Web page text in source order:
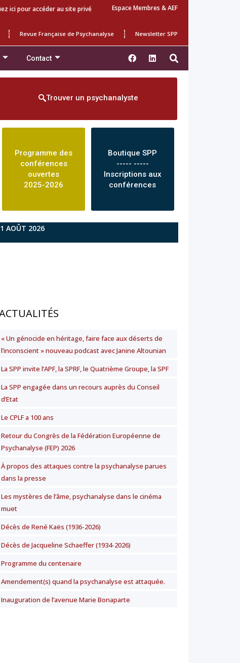
ici pour accéder au site privé Espace Membres & AEF
Revue Française de Psychanalyse Newsletter SPP
Contact
Trouver un psychanalyste
Programme des
conférences
ouvertes
2025-2026
Boutique SPP
----- -----
Inscriptions aux
conférences
AOÛT 2026
« Un génocide en héritage, faire face aux déserts de
l’inconscient » nouveau podcast avec Janine Altounian
La SPP invite l’APF, la SPRF, le Quatrième Groupe, la SPF
La SPP engagée dans un recours auprès du Conseil
d’Etat
Le CPLF a 100 ans
Retour du Congrès de la Fédération Européenne de
Psychanalyse (FEP) 2026
À propos des attaques contre la psychanalyse parues
dans la presse
Les mystères de l’âme, psychanalyse dans le cinéma
muet
Décès de René Kaës (1936-2026)
Décès de Jacqueline Schaeffer (1934-2026)
Programme du centenaire
Amendement(s) quand la psychanalyse est attaquée.
Inauguration de l’avenue Marie Bonaparte